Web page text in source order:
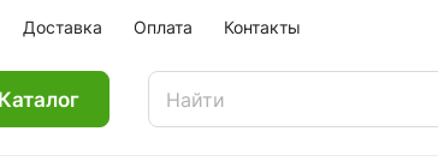
Доставка Оплата Контакты
Каталог